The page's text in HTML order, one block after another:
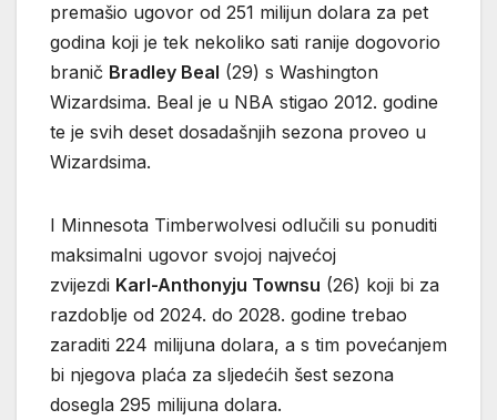
premašio ugovor od 251 milijun dolara za pet
godina koji je tek nekoliko sati ranije dogovorio
branič Bradley Beal (29) s Washington
Wizardsima. Beal je u NBA stigao 2012. godine
te je svih deset dosadašnjih sezona proveo u
Wizardsima.
I Minnesota Timberwolvesi odlučili su ponuditi
maksimalni ugovor svojoj najvećoj
zvijezdi Karl-Anthonyju Townsu (26) koji bi za
razdoblje od 2024. do 2028. godine trebao
zaraditi 224 milijuna dolara, a s tim povećanjem
bi njegova plaća za sljedećih šest sezona
dosegla 295 milijuna dolara.